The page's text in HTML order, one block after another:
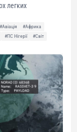
легких
#Авіація
#Африка
#ПС Нігерії
#Світ